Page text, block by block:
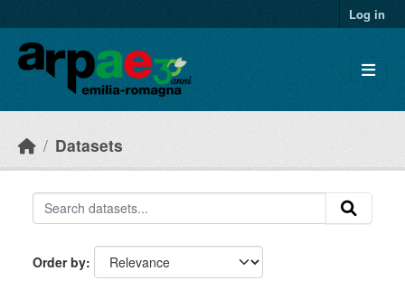
Log in
Datasets
Order by